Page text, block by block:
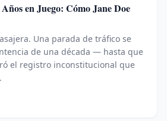
en Juego: Cómo Jane Doe
Una parada de tráfico se
de una década — hasta que
el registro inconstitucional que